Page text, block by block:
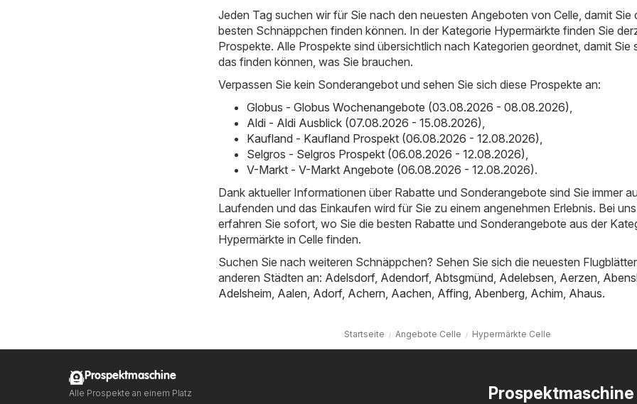
Jeden Tag suchen wir für Sie nach den neuesten Angeboten von Celle, damit Sie
besten Schnäppchen finden können. In der Kategorie Hypermärkte finden Sie
Prospekte. Alle Prospekte sind übersichtlich nach Kategorien geordnet, damit Sie
das finden können, was Sie brauchen.
Verpassen Sie kein Sonderangebot und sehen Sie sich diese Prospekte an:
Globus - Globus Wochenangebote (03.08.2026 - 08.08.2026)
Aldi - Aldi Ausblick (07.08.2026 - 15.08.2026)
Kaufland - Kaufland Prospekt (06.08.2026 - 12.08.2026)
Selgros - Selgros Prospekt (06.08.2026 - 12.08.2026)
V-Markt - V-Markt Angebote (06.08.2026 - 12.08.2026).
Dank aktueller Informationen über Rabatte und Sonderangebote sind Sie immer
Laufenden und das Einkaufen wird für Sie zu einem angenehmen Erlebnis. Bei uns
erfahren Sie sofort, wo Sie die besten Rabatte und Sonderangebote aus der
Hypermärkte in Celle finden.
Suchen Sie nach weiteren Schnäppchen? Sehen Sie sich die neuesten
anderen Städten an: Adelsdorf, Adendorf, Abtsgmünd Adelebsen Aerzen
Adelsheim Aalen Adorf, Achern Aachen Affing Abenberg Achim Ahaus.
Startseite Angebote Celle Hypermärkte Celle
Prospektmaschine
Prospektmaschine
Alle Prospekte an einem Platz